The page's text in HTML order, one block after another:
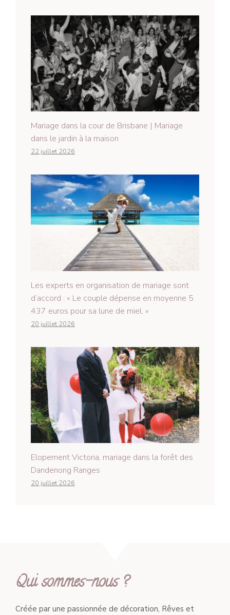
Mariage dans la cour de Brisbane | Mariage
dans le jardin à la maison
22 juillet 2026
Les experts en organisation de mariage sont
d’accord : « Le couple dépense en moyenne 5
437 euros pour sa lune de miel. »
20 juillet 2026
Elopement Victoria, mariage dans la forêt des
Dandenong Ranges
20 juillet 2026
Qui sommes-nous ?
Créée par une passionnée de décoration, Rêves et